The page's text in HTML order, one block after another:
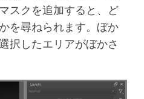
スクを追加すると、ど
を尋ねられます。ぼか
択したエリアがぼかさ